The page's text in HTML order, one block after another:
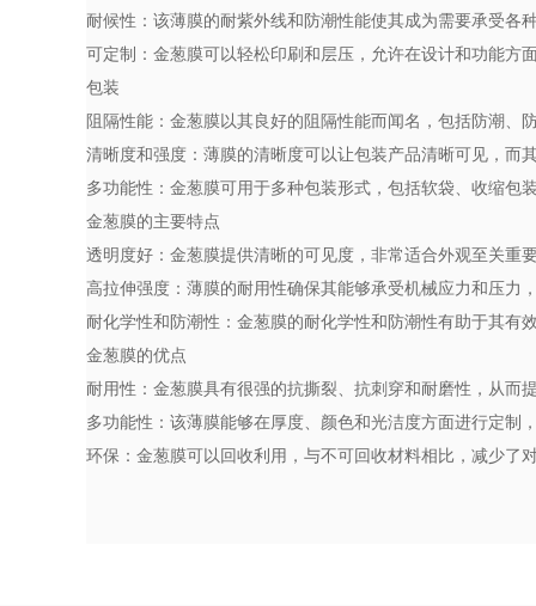
耐候性：该薄膜的耐紫外线和防潮性能使其成为需要承受各
可定制：金葱膜可以轻松印刷和层压，允许在设计和功能方
包装
阻隔性能：金葱膜以其良好的阻隔性能而闻名，包括防潮
清晰度和强度：薄膜的清晰度可以让包装产品清晰可见，而
多功能性：金葱膜可用于多种包装形式，包括软袋、收缩
金葱膜的主要特点
透明度好：金葱膜提供清晰的可见度，非常适合外观至关重
高拉伸强度：薄膜的耐用性确保其能够承受机械应力和压力
耐化学性和防潮性：金葱膜的耐化学性和防潮性有助于其有
金葱膜的优点
耐用性：金葱膜具有很强的抗撕裂、抗刺穿和耐磨性，从而
多功能性：该薄膜能够在厚度、颜色和光洁度方面进行定制
环保：金葱膜可以回收利用，与不可回收材料相比，减少了